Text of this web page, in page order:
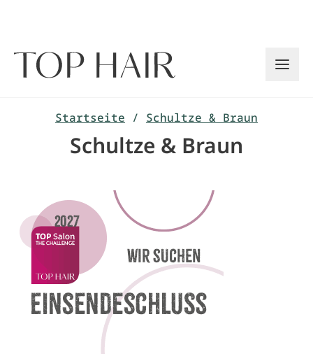
Startseite / Schultze & Braun
Schultze & Braun